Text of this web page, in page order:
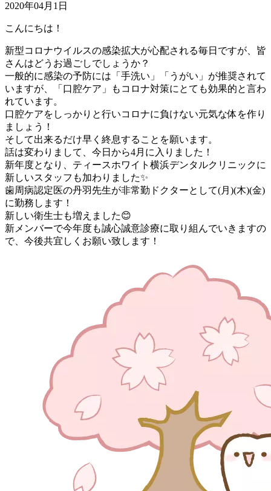
2020年04月1日
こんにちは！
新型コロナウイルスの感染拡大が心配される毎日ですが、皆
さんはどうお過ごしでしょうか？
一般的に感染の予防には「手洗い」「うがい」が推奨されて
いますが、「口腔ケア」もコロナ対策にとても効果的と言わ
れています。
口腔ケアをしっかりと行いコロナに負けない元気な体を作り
ましょう！
そして出来るだけ早く終息することを願います。
話は変わりまして、今日から4月に入りました！
新年度となり、ティースホワイト横浜デンタルクリニックに
新しいスタッフも加わりました✨
歯周病認定医の丹羽先生が非常勤ドクターとして(月)(木)(金)
に勤務します！
新しい衛生士も増えました😊
新メンバーで今年度も誠心誠意診療に取り組んでいきますの
で、今後共宜しくお願い致します！